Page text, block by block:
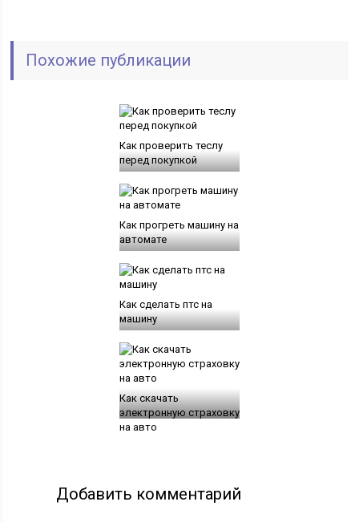
Похожие публикации
Как проверить теслу
перед покупкой
Как прогреть машину на
автомате
Как сделать птс на
машину
Как скачать
электронную страховку
на авто
Добавить комментарий